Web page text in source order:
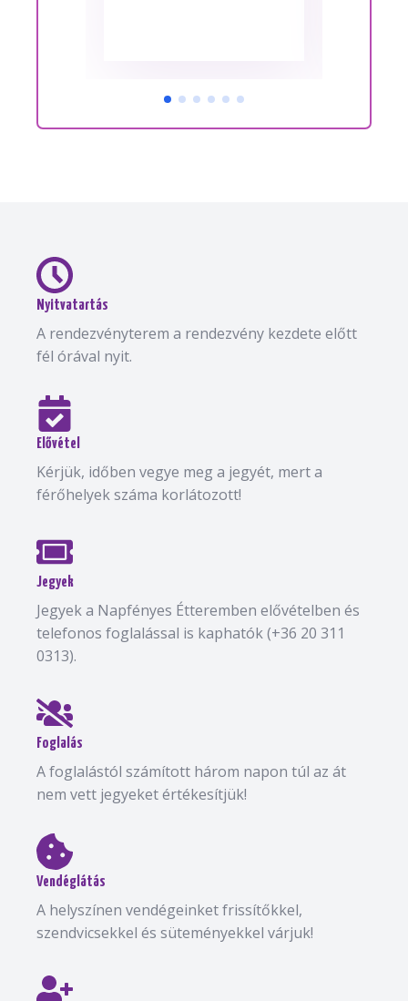
Nyitvatartás
A rendezvényterem a rendezvény kezdete előtt
fél órával nyit.
Elővétel
Kérjük, időben vegye meg a jegyét, mert a
férőhelyek száma korlátozott!
Jegyek
Jegyek a Napfényes Étteremben elővételben és
telefonos foglalással is kaphatók (+36 20 311
0313).
Foglalás
A foglalástól számított három napon túl az át
nem vett jegyeket értékesítjük!
Vendéglátás
A helyszínen vendégeinket frissítőkkel,
szendvicsekkel és süteményekkel várjuk!